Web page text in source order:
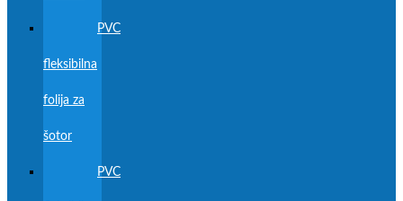
PVC
fleksibilna
folija za
šotor
PVC